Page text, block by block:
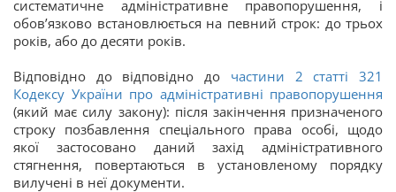
систематичне адміністративне правопорушення, і
обов’язково встановлюється на певний строк: до трьох
років, або до десяти років.
Відповідно до відповідно до частини 2 статті 321
Кодексу України про адміністративні правопорушення
(який має силу закону): після закінчення призначеного
строку позбавлення спеціального права особі, щодо
якої застосовано даний захід адміністративного
стягнення, повертаються в установленому порядку
вилучені в неї документи.